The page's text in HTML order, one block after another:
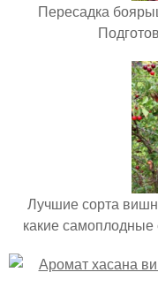
Пересадка
Лучшие сорта
какие